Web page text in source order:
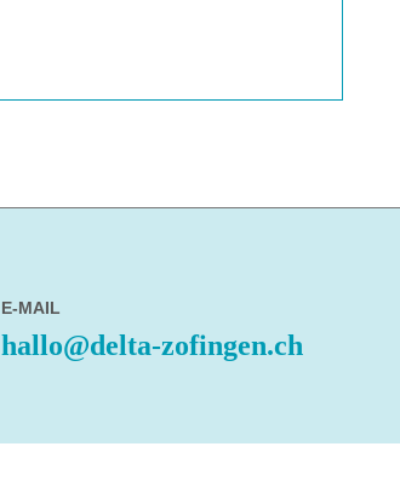
E-MAIL
hallo@delta-zofingen.ch